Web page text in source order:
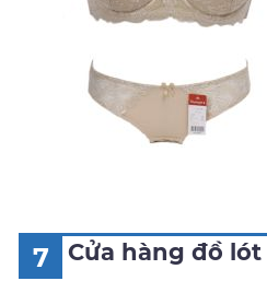
7 Cửa hàng đồ lót